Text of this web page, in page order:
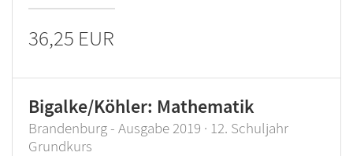
36,25 EUR
Bigalke/Köhler: Mathematik
Brandenburg - Ausgabe 2019 · 12. Schuljahr
Grundkurs